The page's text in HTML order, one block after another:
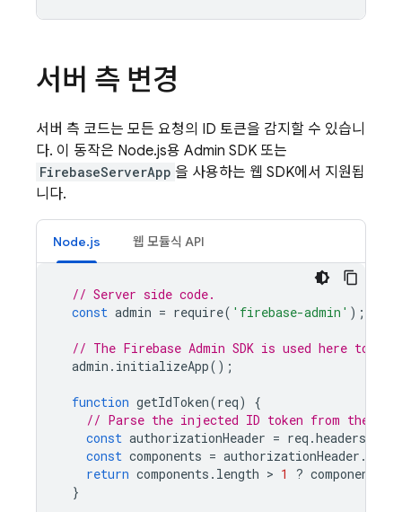
서버 측 변경
서버 측 코드는 모든 요청의 ID 토큰을 감지할 수 있습니
다. 이 동작은 Node.js용 Admin SDK 또는
FirebaseServerApp 을 사용하는 웹 SDK에서 지원됩
니다.
Node.js 웹 모듈식 API
// Server side code.
const admin = require( 'firebase-admin' );
// The Firebase Admin SDK is used here to
admin . initializeApp();
function getIdToken(req)
{
// Parse the injected ID token from the
const authorizationHeader = req .headers
const components = authorizationHeader .
return components . length > 1 ? components
}